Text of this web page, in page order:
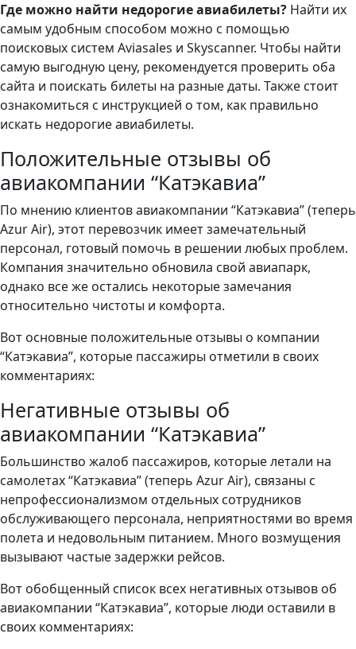
Где можно найти недорогие авиабилеты? Найти их
самым удобным способом можно с помощью
поисковых систем Aviasales и Skyscanner. Чтобы найти
самую выгодную цену, рекомендуется проверить оба
сайта и поискать билеты на разные даты. Также стоит
ознакомиться с инструкцией о том, как правильно
искать недорогие авиабилеты.
Положительные отзывы об
авиакомпании “Катэкавиа”
По мнению клиентов авиакомпании “Катэкавиа” (теперь
Azur Air), этот перевозчик имеет замечательный
персонал, готовый помочь в решении любых проблем.
Компания значительно обновила свой авиапарк,
однако все же остались некоторые замечания
относительно чистоты и комфорта.
Вот основные положительные отзывы о компании
“Катэкавиа”, которые пассажиры отметили в своих
комментариях:
Негативные отзывы об
авиакомпании “Катэкавиа”
Большинство жалоб пассажиров, которые летали на
самолетах “Катэкавиа” (теперь Azur Air), связаны с
непрофессионализмом отдельных сотрудников
обслуживающего персонала, неприятностями во время
полета и недовольным питанием. Много возмущения
вызывают частые задержки рейсов.
Вот обобщенный список всех негативных отзывов об
авиакомпании “Катэкавиа”, которые люди оставили в
своих комментариях: